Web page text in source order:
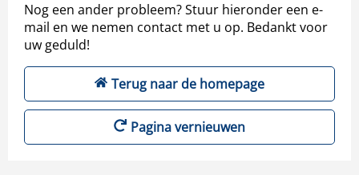
Nog een ander probleem? Stuur hieronder een e-
mail en we nemen contact met u op. Bedankt voor
uw geduld!
Terug naar de homepage
Pagina vernieuwen